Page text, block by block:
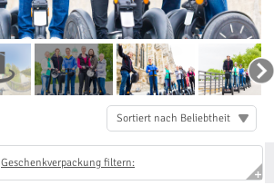
Sortiert nach Beliebtheit
Geschenkverpackung filtern: